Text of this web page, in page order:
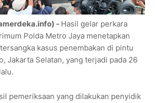
- Hasil gelar perkara
Polda Metro Jaya menetapkan
kasus penembakan di pintu
Jakarta Selatan, yang terjadi pada 26
pemeriksaan yang dilakukan penyidik